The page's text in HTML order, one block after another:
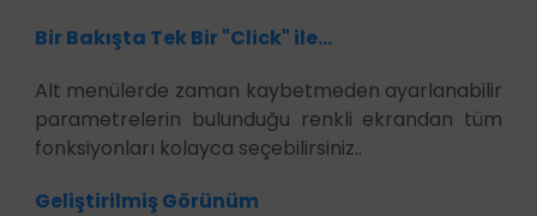
Bir Bakışta Tek Bir "Click" ile...
Alt menülerde zaman kaybetmeden ayarlanabilir
parametrelerin bulunduğu renkli ekrandan tüm
fonksiyonları kolayca seçebilirsiniz..
Geliştirilmiş Görünüm